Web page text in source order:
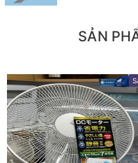
SẢN